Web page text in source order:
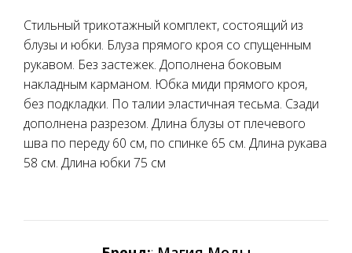
Стильный трикотажный комплект, состоящий из
блузы и юбки. Блуза прямого кроя со спущенным
рукавом. Без застежек. Дополнена боковым
накладным карманом. Юбка миди прямого кроя,
без подкладки. По талии эластичная тесьма. Сзади
дополнена разрезом. Длина блузы от плечевого
шва по переду 60 см, по спинке 65 см. Длина рукава
58 см. Длина юбки 75 см